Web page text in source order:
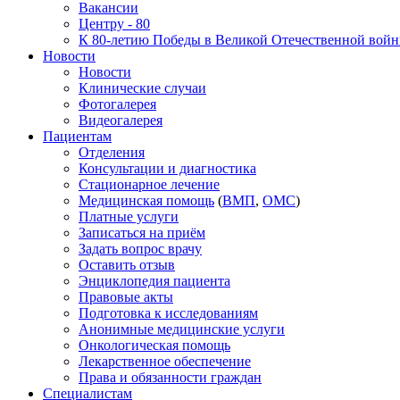
Вакансии
Центру - 80
К 80-летию Победы в Великой Отечественной
Новости
Новости
Клинические случаи
Фотогалерея
Видеогалерея
Пациентам
Отделения
Консультации и диагностика
Стационарное лечение
Медицинская помощь (ВМП, ОМС)
Платные услуги
Записаться на приём
Задать вопрос врачу
Оставить отзыв
Энциклопедия пациента
Правовые акты
Подготовка к исследованиям
Анонимные медицинские услуги
Онкологическая помощь
Лекарственное обеспечение
Права и обязанности граждан
Специалистам